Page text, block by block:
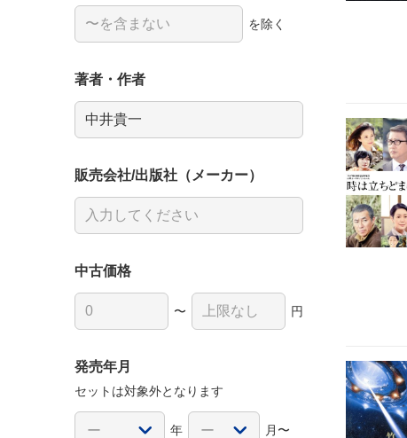
を除く
著者・作者
販売会社/出版社（メーカー）
中古価格
〜 円
発売年月
セットは対象外となります
年 月〜